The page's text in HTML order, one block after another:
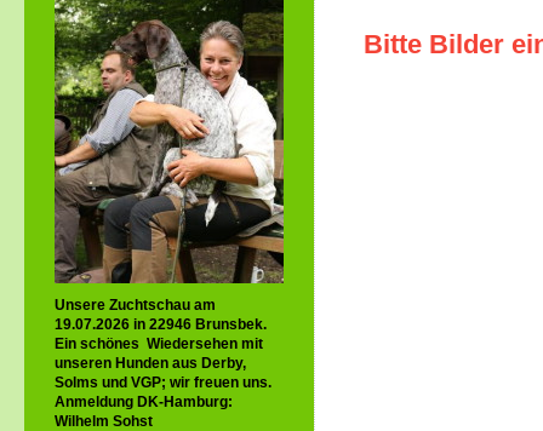
Bitte Bilder
Unsere Zuchtschau am
19.07.2026 in 22946 Brunsbek.
Ein schönes Wiedersehen mit
unseren Hunden aus Derby,
Solms und VGP; wir freuen uns.
Anmeldung DK-Hamburg:
Wilhelm Sohst